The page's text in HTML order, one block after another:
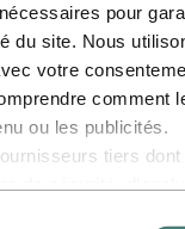
pour
du site. Nous
votre
comment
ou les publicités.
tiers dont